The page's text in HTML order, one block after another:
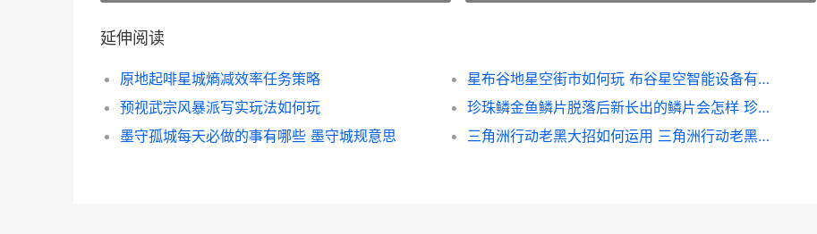
延伸阅读
原地起啡星城熵减效率任务策略
星布谷地星空街市如何玩 布谷星空智能设备有限公司
预视武宗风暴派写实玩法如何玩
珍珠鳞金鱼鳞片脱落后新长出的鳞片会怎样 珍珠鳞金鱼鳞片如果脱落,新长出的鳞片会
墨守孤城每天必做的事有哪些 墨守城规意思
三角洲行动老黑大招如何运用 三角洲行动老黑表情包